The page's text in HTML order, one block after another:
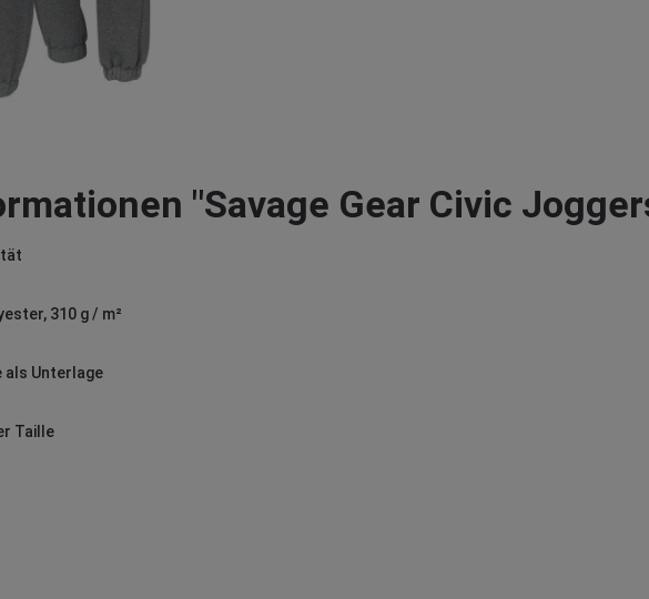
"Savage Gear Civic
310 g / m²
als Unterlage
Taille